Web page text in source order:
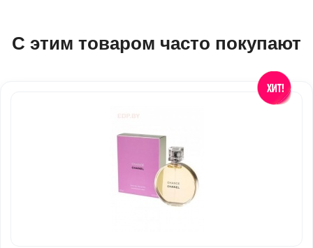
С этим товаром часто покупают